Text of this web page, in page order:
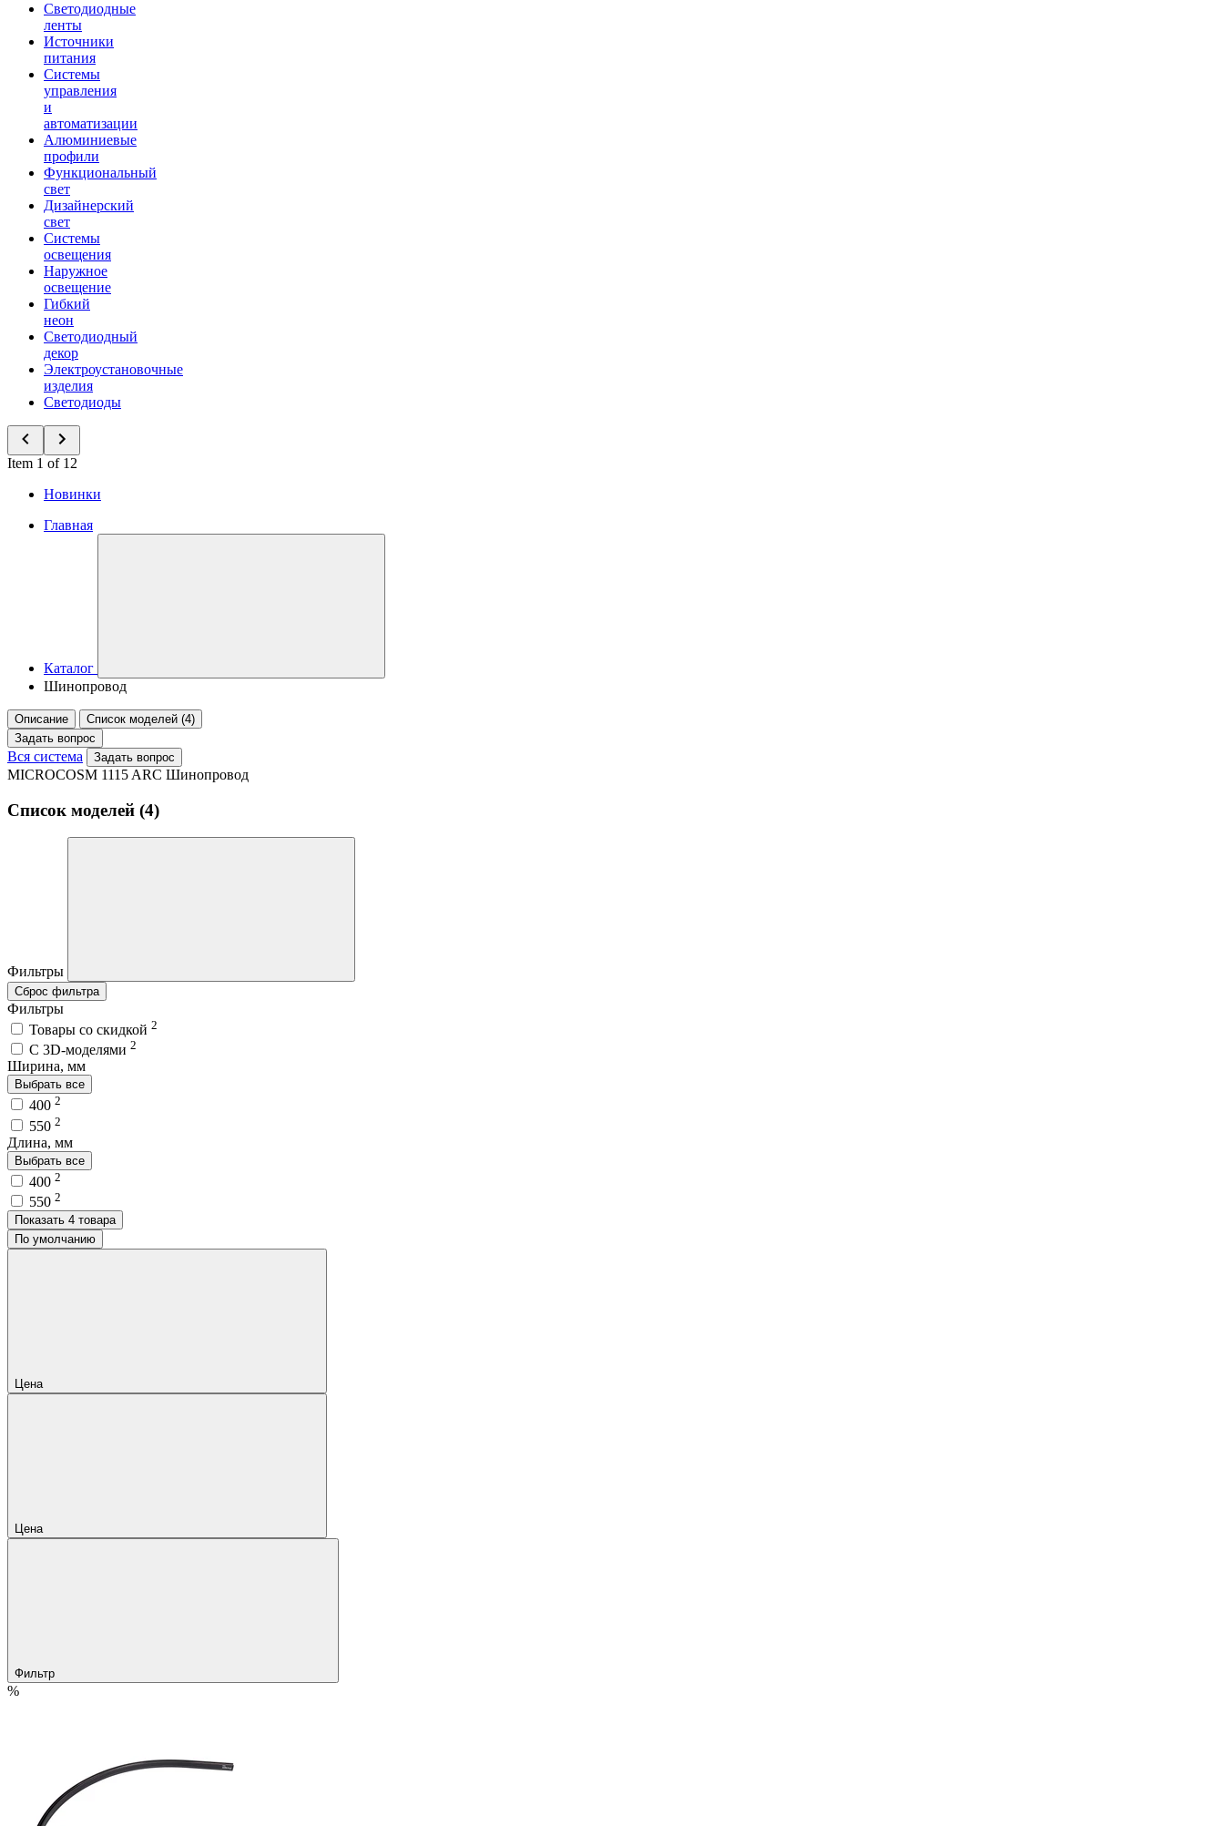
Светодиодные
ленты
Источники
питания
Системы
управления
и
автоматизации
Алюминиевые
профили
Функциональный
свет
Дизайнерский
свет
Системы
освещения
Наружное
освещение
Гибкий
неон
Светодиодный
декор
Электроустановочные
изделия
Светодиоды
Item 1 of 12
Новинки
Главная
Каталог
Шинопровод
Описание
Список моделей (4)
Задать вопрос
Вся система Задать вопрос
MICROCOSM 1115 ARC Шинопровод
Список моделей (4)
Фильтры
Сброс фильтра
Фильтры
Товары со скидкой 2
C 3D-моделями 2
Ширина, мм
Выбрать все
400 2
550 2
Длина, мм
Выбрать все
400 2
550 2
Показать 4 товара
По умолчанию
Цена
Цена
Фильтр
%